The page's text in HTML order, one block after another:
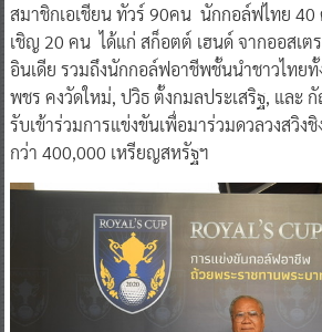
สมาชิกเอเชียน ทัวร์ 90คน นักกอล์ฟไทย
เชิญ 20 คน ได้แก่ สก็อตต์ เฮนด์ จากออสเต
อินเดีย รวมถึงนักกอล์ฟอาชีพชั้นนำชาวไทย
พชร คงวัดใหม่, ปวิธ ตั้งกมลประเสริฐ, และ
รับเข้าร่วมการแข่งขันเพื่อมาร่วมดวลวงสวิงชิ
กว่า 400,000 เหรียญสหรัฐฯ